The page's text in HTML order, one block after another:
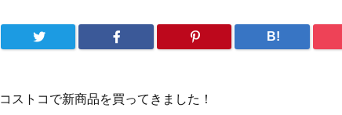
B!
コストコで新商品を買ってきました！